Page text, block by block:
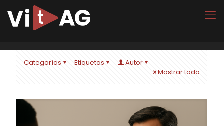
Categorías Etiquetas
Autor
Mostrar todo